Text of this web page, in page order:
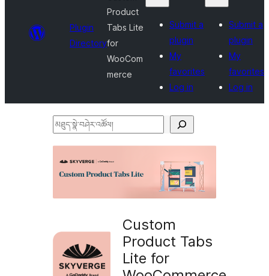
Plugin
Directory
Product
Tabs Lite
for
WooCom
merce
Submit a
plugin
My
favorites
Log in
Submit a
plugin
My
favorites
Log in
མཐུད་
བཤེར་
འཚོལ།
Custom
Product Tabs
Lite for